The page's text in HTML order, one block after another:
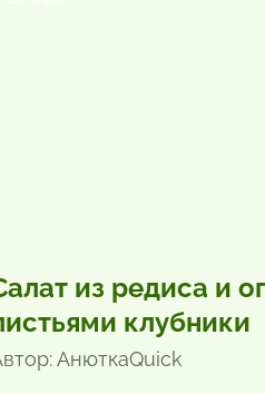
из редиса и
клубники
АнюткаQuiсk